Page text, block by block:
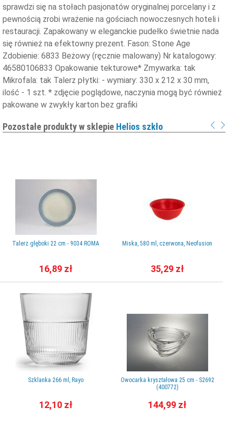
sprawdzi się na stołach pasjonatów oryginalnej porcelany i z
pewnością zrobi wrażenie na gościach nowoczesnych hoteli i
restauracji. Zapakowany w eleganckie pudełko świetnie nada
się również na efektowny prezent. Fason: Stone Age
Zdobienie: 6833 Beżowy (ręcznie malowany) Nr katalogowy:
46580106833 Opakowanie tekturowe* Zmywarka: tak
Mikrofala: tak Talerz płytki: - wymiary: 330 x 212 x 30 mm,
ilość - 1 szt. * zdjęcie poglądowe, naczynia mogą być również
pakowane w zwykły karton bez grafiki
Pozostałe produkty w sklepie Helios szkło
Talerz głęboki 22 cm - 9034 ROMA
16,89 zł
Szklanka 266 ml, Rayo
12,10 zł
Miska, 580 ml, czerwona, Neofusion
35,29 zł
Owocarka kryształowa 25 cm - S2692
(400772)
144,99 zł